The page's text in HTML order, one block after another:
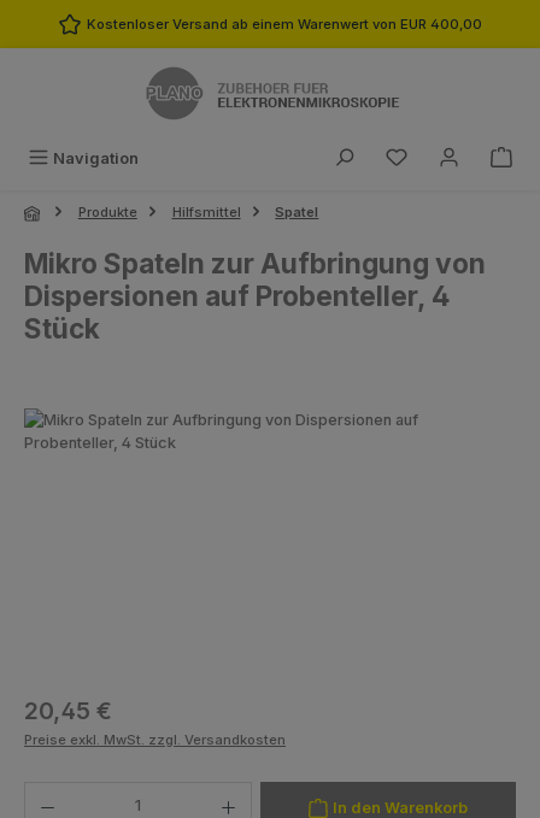
Zum Hauptinhalt springen
Kostenloser Versand ab einem Warenwert von EUR 400,00
Navigation Du hast 0
Produkte Hilfsmittel Spatel
Mikro Spateln zur Aufbringung von
Dispersionen auf Probenteller, 4
Stück
Bildergalerie überspringen
Regulärer Preis:
20,45 €
Preise exkl. MwSt. zzgl. Versandkosten
In den Warenkorb